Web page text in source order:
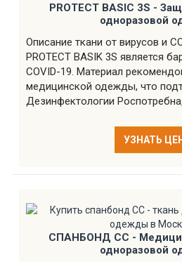
PROTECT BASIC 3S -
одноразовой
Описание ткани от вирусов и
PROTECT BASIK 3S является
COVID-19. Материал
медицинской одежды, что
Дезинфектологии
УЗНАТЬ
СПАНБОНД СС -
одноразовой